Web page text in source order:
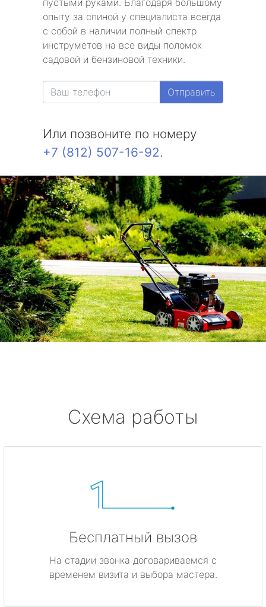
пустыми руками. Благодаря большому
опыту за спиной у специалиста всегда
с собой в наличии полный спектр
инструметов на все виды поломок
садовой и бензиновой техники.
Отправить
Или позвоните по номеру
+7 (812) 507-16-92.
Схема работы
Бесплатный вызов
На стадии звонка договариваемся с
временем визита и выбора мастера.